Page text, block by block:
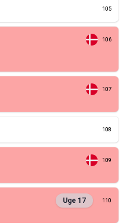
105
106
107
108
109
Uge 17 110